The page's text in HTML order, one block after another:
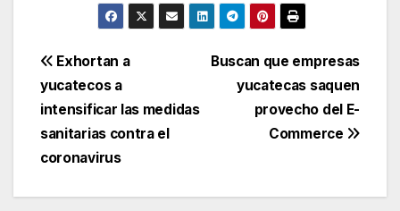
Navegación
de
entradas
Buscan que empresas
yucatecas saquen
provecho del E-
Commerce
Exhortan a
yucatecos a
intensificar las medidas
sanitarias contra el
coronavirus